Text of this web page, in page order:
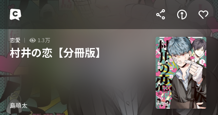
恋愛 1.3万
村井の恋【分冊版】
島順太